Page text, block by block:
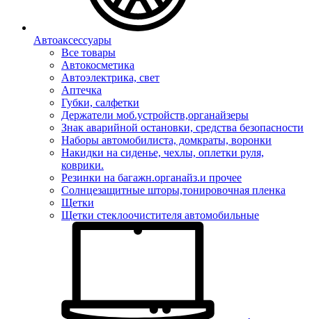
Автоаксессуары
Все товары
Автокосметика
Автоэлектрика, свет
Аптечка
Губки, салфетки
Держатели моб.устройств,органайзеры
Знак аварийной остановки, средства безопасности
Наборы автомобилиста, домкраты, воронки
Накидки на сиденье, чехлы, оплетки руля,
коврики.
Резинки на багажн.органайз.и прочее
Солнцезащитные шторы,тонировочная пленка
Щетки
Щетки стеклоочистителя автомобильные